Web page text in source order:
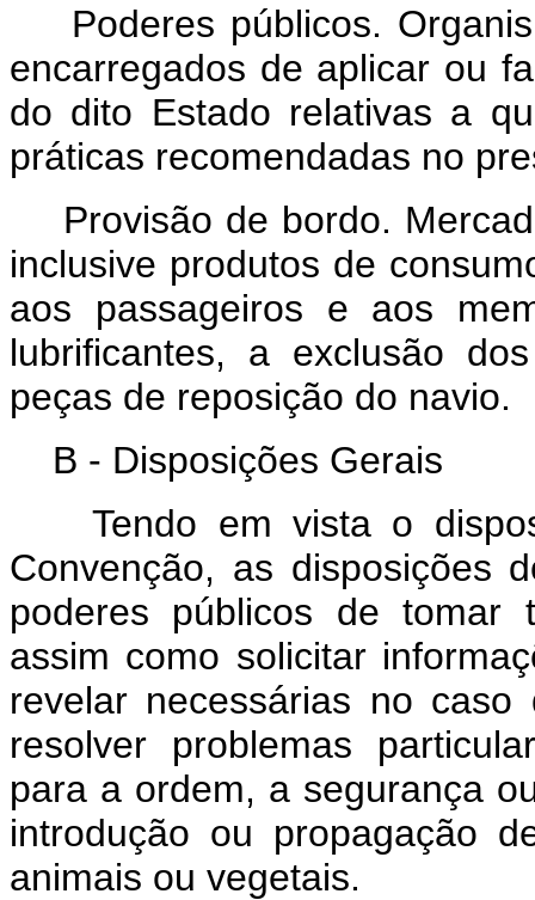
Poderes públicos.
encarregados de aplicar ou
do dito Estado relativas a
práticas recomendadas no
Provisão de bordo.
inclusive produtos de
aos passageiros e aos
lubrificantes, a exclusão
peças de reposição do navio.
B - Disposições Gerais
Tendo em vista o
Convenção, as disposições
poderes públicos de tomar
assim como solicitar
revelar necessárias no
resolver problemas
para a ordem, a segurança
introdução ou propagação
animais ou vegetais.